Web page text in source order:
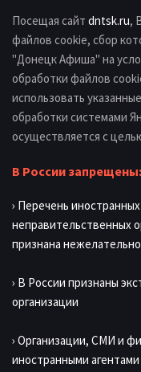
Посещая сайт dntsk.ru,
файлов cookie, сбор
"Донецк Афиша" на
обработки файлов
использовать
обработки системами
осуществляется с
В России запрещены:
› Перечень
неправительственных
признана
› В России признаны
организации
› Организации, СМИ и
иностранными агентами